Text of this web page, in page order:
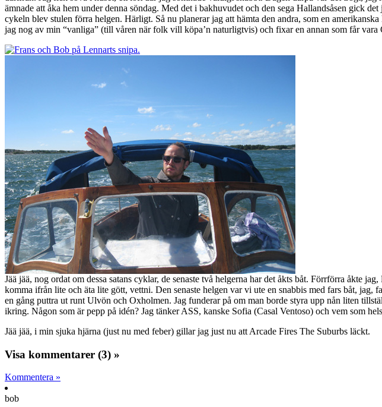
ämnade att åka hem under denna söndag. Med det i bakhuvudet och den sega Hallandsåsen gick
cykeln blev stulen förra helgen. Härligt. Så nu planerar jag att hämta den andra, som en
jag nog av min “vanliga” (till våren när folk vill köpa’n naturligtvis) och fixar en annan som får vara
Jää jää, nog ordat om dessa satans cyklar, de senaste två helgerna har det åkts båt. Förrförra åkte
komma ifrån lite och äta lite gött, vettni. Den senaste helgen var vi ute en snabbis med fars båt,
en gång puttra ut runt Ulvön och Oxholmen. Jag funderar på om man borde styra upp nån liten
ikring. Någon som är pepp på idén? Jag tänker ASS, kanske Sofia (Casal Ventoso) och vem som
Jää jää, i min sjuka hjärna (just nu med feber) gillar jag just nu att Arcade Fires The Suburbs läckt.
Visa kommentarer (3) »
Kommentera »
bob